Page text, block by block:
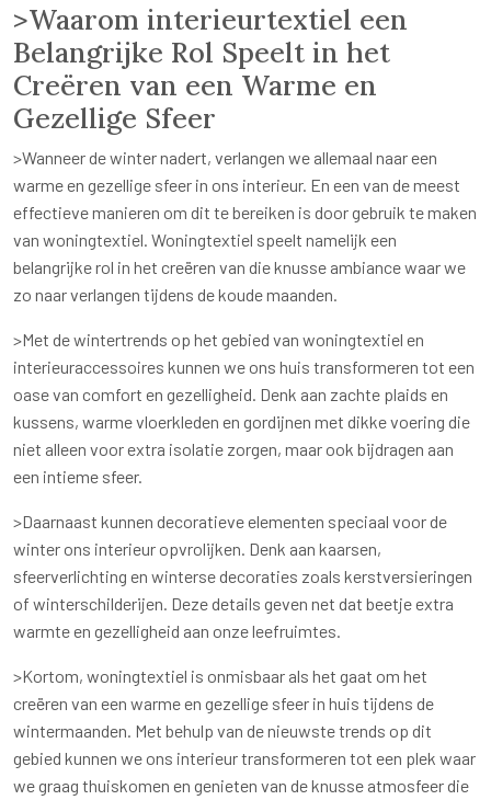
>Waarom interieurtextiel een
Belangrijke Rol Speelt in het
Creëren van een Warme en
Gezellige Sfeer
>Wanneer de winter nadert, verlangen we allemaal naar een
warme en gezellige sfeer in ons interieur. En een van de meest
effectieve manieren om dit te bereiken is door gebruik te maken
van woningtextiel. Woningtextiel speelt namelijk een
belangrijke rol in het creëren van die knusse ambiance waar we
zo naar verlangen tijdens de koude maanden.
>Met de wintertrends op het gebied van woningtextiel en
interieuraccessoires kunnen we ons huis transformeren tot een
oase van comfort en gezelligheid. Denk aan zachte plaids en
kussens, warme vloerkleden en gordijnen met dikke voering die
niet alleen voor extra isolatie zorgen, maar ook bijdragen aan
een intieme sfeer.
>Daarnaast kunnen decoratieve elementen speciaal voor de
winter ons interieur opvrolijken. Denk aan kaarsen,
sfeerverlichting en winterse decoraties zoals kerstversieringen
of winterschilderijen. Deze details geven net dat beetje extra
warmte en gezelligheid aan onze leefruimtes.
>Kortom, woningtextiel is onmisbaar als het gaat om het
creëren van een warme en gezellige sfeer in huis tijdens de
wintermaanden. Met behulp van de nieuwste trends op dit
gebied kunnen we ons interieur transformeren tot een plek waar
we graag thuiskomen en genieten van de knusse atmosfeer die